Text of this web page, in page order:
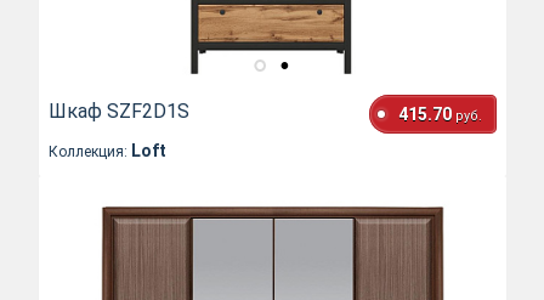
Шкаф SZF2D1S 415.70 руб.
Коллекция: Loft